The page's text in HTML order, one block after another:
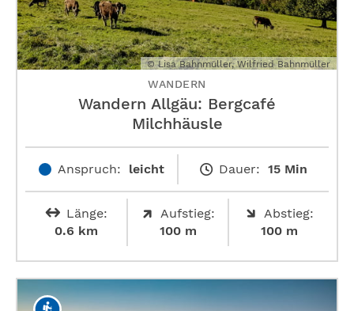
© Lisa Bahnmüller, Wilfried Bahnmüller
WANDERN
Wandern Allgäu: Bergcafé
Milchhäusle
Anspruch: leicht Dauer: 15 Min
Länge:
0.6 km
Aufstieg:
100 m
Abstieg:
100 m